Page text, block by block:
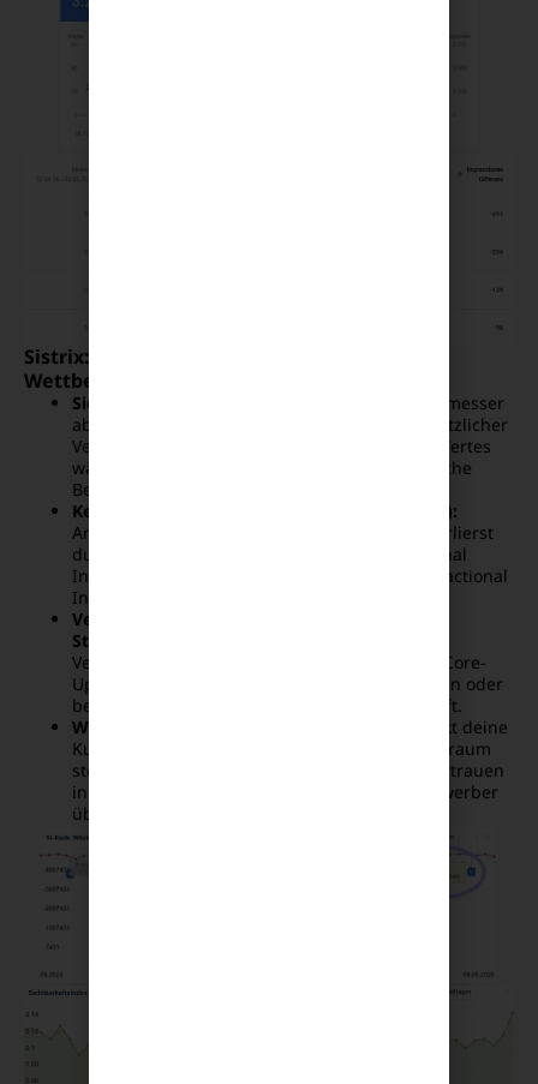
Sistrix: Der objektive Markt- und
Wettbewerbsvergleich
Sichtbarkeitsindex (SI):
Dein wichtigster Gradmesser
abseits von saisonalen Schwankungen. Ein plötzlicher
Verlust von mehr als zwanzig Prozent des SI-Wertes
während eines Rollouts zeigt eine algorithmische
Bestrafung.
Keyword-Veränderungen (Gewinner/Verlierer):
Analysiere gezielt die verlorenen Rankings. Verlierst
du primär Informations-Keywords (Informational
Intent) oder kommerzielle Suchbegriffe (Transactional
Intent)?
Verzeichnis-Analyse (Sichtbarkeit nach URL-
Struktur):
Verzeichnissen an. So siehst du sofort, ob die Core-
Updates deine gesamte Domain erwischt haben oder
beispielsweise nur das Blog-Verzeichnis betrifft.
Wettbewerber-Vergleich (Share of Voice):
Sinkt deine
Kurve, während die Konkurrenz im selben Zeitraum
steil nach oben geht? Dann hat Google das Vertrauen
in deine Entität entzogen und an einen Mitbewerber
übertragen.